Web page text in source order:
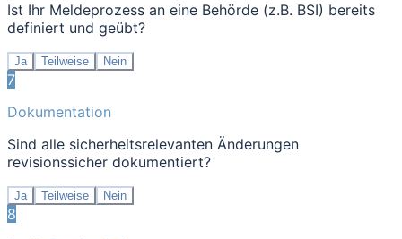
Ist Ihr Meldeprozess an eine Behörde (z.B. BSI) bereits
definiert und geübt?
Ja Teilweise Nein
7
Dokumentation
Sind alle sicherheitsrelevanten Änderungen
revisionssicher dokumentiert?
Ja Teilweise Nein
8